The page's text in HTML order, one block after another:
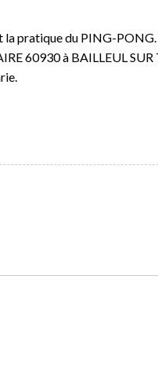
la pratique du PING-PONG.
60930 à BAILLEUL SUR